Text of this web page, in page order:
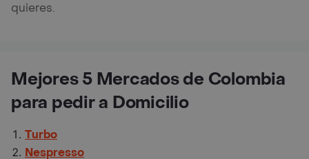
quieres.
Mejores 5 Mercados de Colombia
para pedir a Domicilio
Turbo
Nespresso